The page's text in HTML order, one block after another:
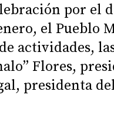
por el
el Pueblo
actividades,
Flores,
presidenta